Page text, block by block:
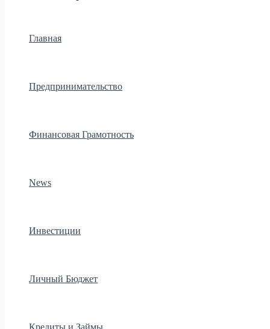
Главная
Предпринимательство
Финансовая Грамотность
News
Инвестиции
Личный Бюджет